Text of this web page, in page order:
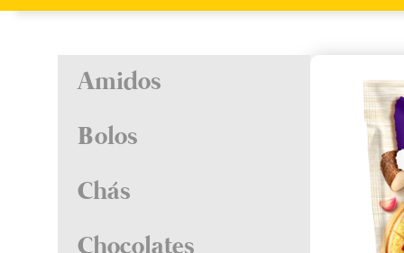
Amidos
Maiscertas
Amido de Milho
Bolos
Fermentos
Chás